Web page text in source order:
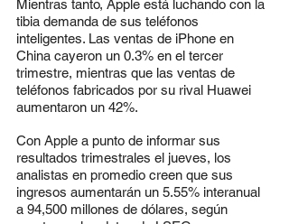
Mientras tanto, Apple está luchando con la
tibia demanda de sus teléfonos
inteligentes. Las ventas de iPhone en
China cayeron un 0.3% en el tercer
trimestre, mientras que las ventas de
teléfonos fabricados por su rival Huawei
aumentaron un 42%.
Con Apple a punto de informar sus
resultados trimestrales el jueves, los
analistas en promedio creen que sus
ingresos aumentarán un 5.55% interanual
a 94,500 millones de dólares, según